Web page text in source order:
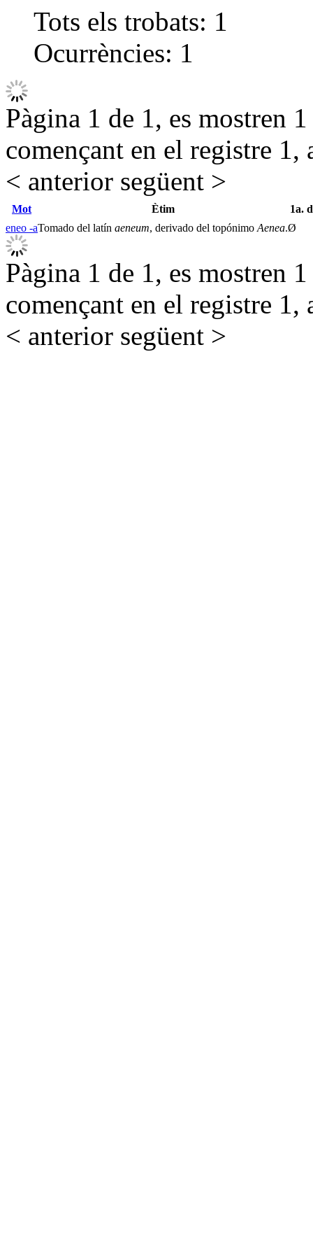
Tots els trobats: 1
Ocurrències: 1
Pàgina 1 de 1, es mostren
començant en el registre 1,
< anterior següent >
Mot Ètim
1a.
eneo -aTomado del latín aeneum, derivado del topónimo Aenea.Ø
Pàgina 1 de 1, es mostren
començant en el registre 1,
< anterior següent >